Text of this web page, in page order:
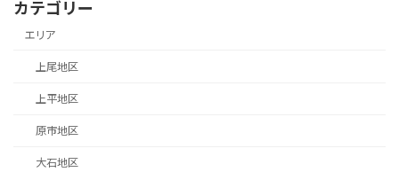
カテゴリー
エリア
上尾地区
上平地区
原市地区
大石地区